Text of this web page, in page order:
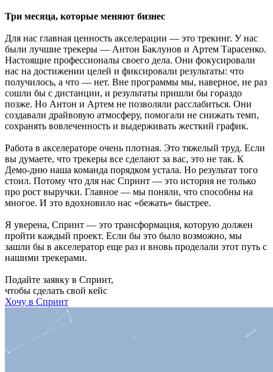
Три месяца, которые меняют бизнес
Для нас главная ценность акселерации — это трекинг. У нас
были лучшие трекеры — Антон Баклунов и Артем Тарасенко.
Настоящие профессионалы своего дела. Они фокусировали
нас на достижении целей и фиксировали результаты: что
получилось, а что — нет. Вне программы мы, наверное, не раз
сошли бы с дистанции, и результаты пришли бы гораздо
позже. Но Антон и Артем не позволяли расслабиться. Они
создавали драйвовую атмосферу, помогали не снижать темп,
сохранять вовлеченность и выдерживать жесткий график.
Работа в акселераторе очень плотная. Это тяжелый труд. Если
вы думаете, что трекеры все сделают за вас, это не так. К
Демо-дню наша команда порядком устала. Но результат того
стоил. Потому что для нас Спринт — это история не только
про рост выручки. Главное — мы поняли, что способны на
многое. И это вдохновило нас «бежать» быстрее.
Я уверена, Спринт — это трансформация, которую должен
пройти каждый проект. Если бы это было возможно, мы
зашли бы в акселератор еще раз и вновь проделали этот путь с
нашими трекерами.
Подайте заявку в Спринт,
чтобы сделать свой кейс
Хочу в Спринт